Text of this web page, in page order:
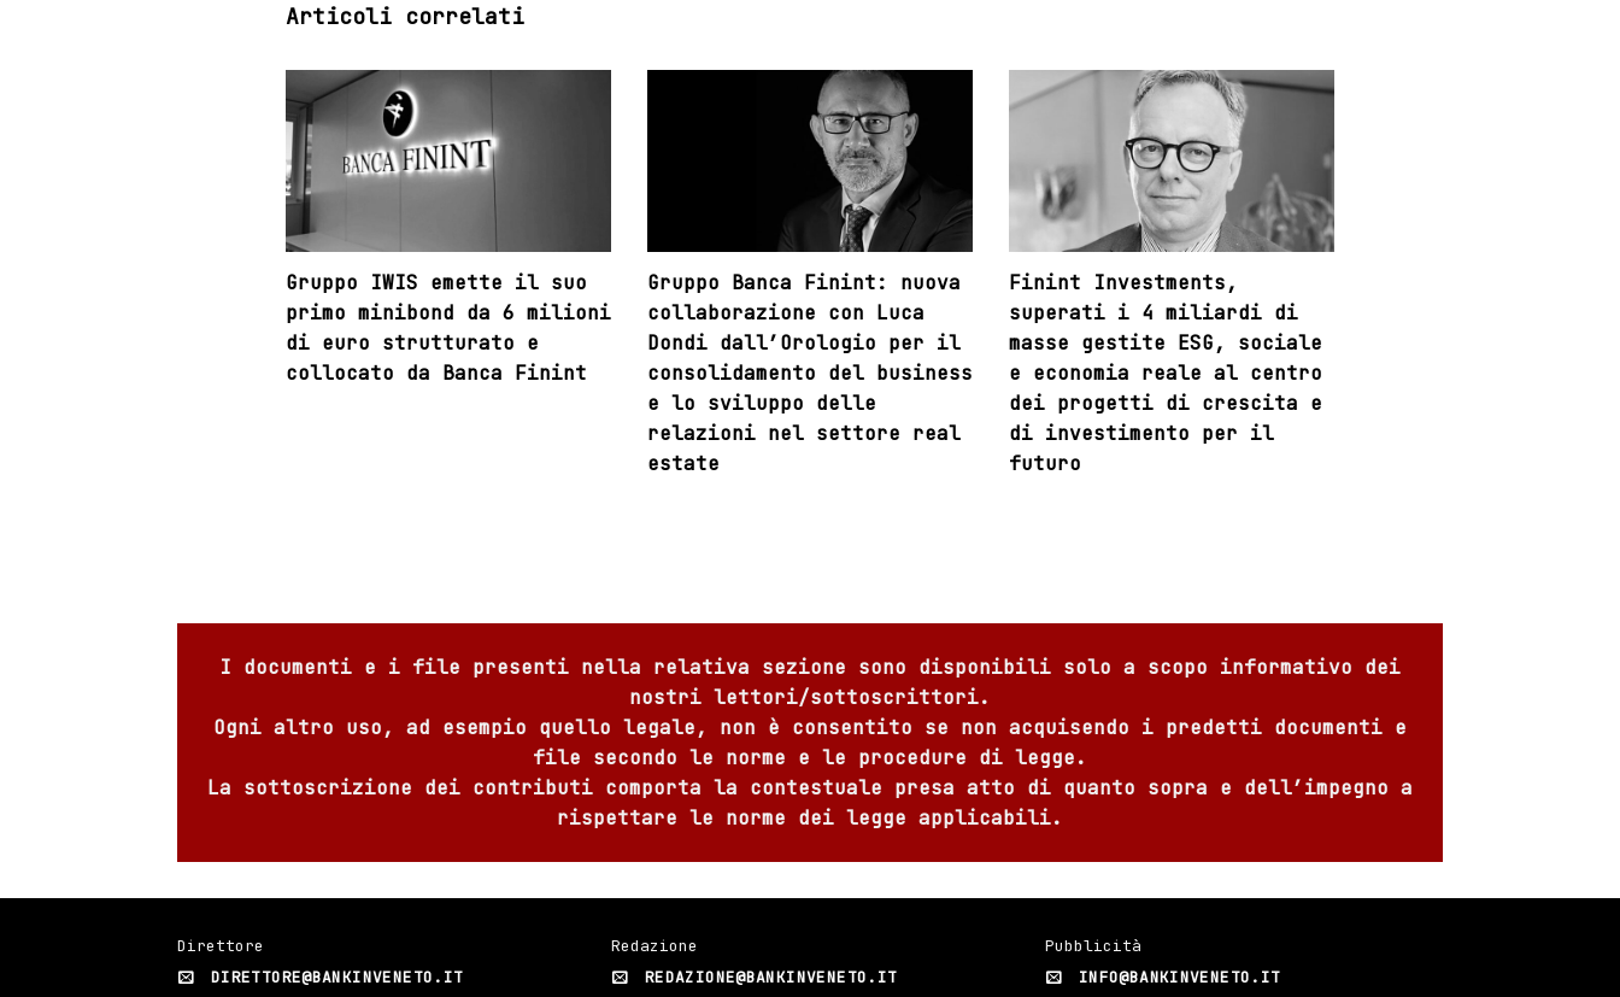
Articoli correlati
Gruppo IWIS emette il suo
primo minibond da 6 milioni
di euro strutturato e
collocato da Banca Finint
Gruppo Banca Finint: nuova
collaborazione con Luca
Dondi dall’Orologio per il
consolidamento del business
e lo sviluppo delle
relazioni nel settore real
estate
Finint Investments,
superati i 4 miliardi di
masse gestite ESG, sociale
e economia reale al centro
dei progetti di crescita e
di investimento per il
futuro
I documenti e i file presenti nella relativa sezione sono disponibili solo a scopo informativo dei
nostri lettori/sottoscrittori.
Ogni altro uso, ad esempio quello legale, non è consentito se non acquisendo i predetti documenti e
file secondo le norme e le procedure di legge.
La sottoscrizione dei contributi comporta la contestuale presa atto di quanto sopra e dell’impegno a
rispettare le norme dei legge applicabili.
Direttore
DIRETTORE@BANKINVENETO.IT
Redazione
REDAZIONE@BANKINVENETO.IT
Pubblicità
INFO@BANKINVENETO.IT